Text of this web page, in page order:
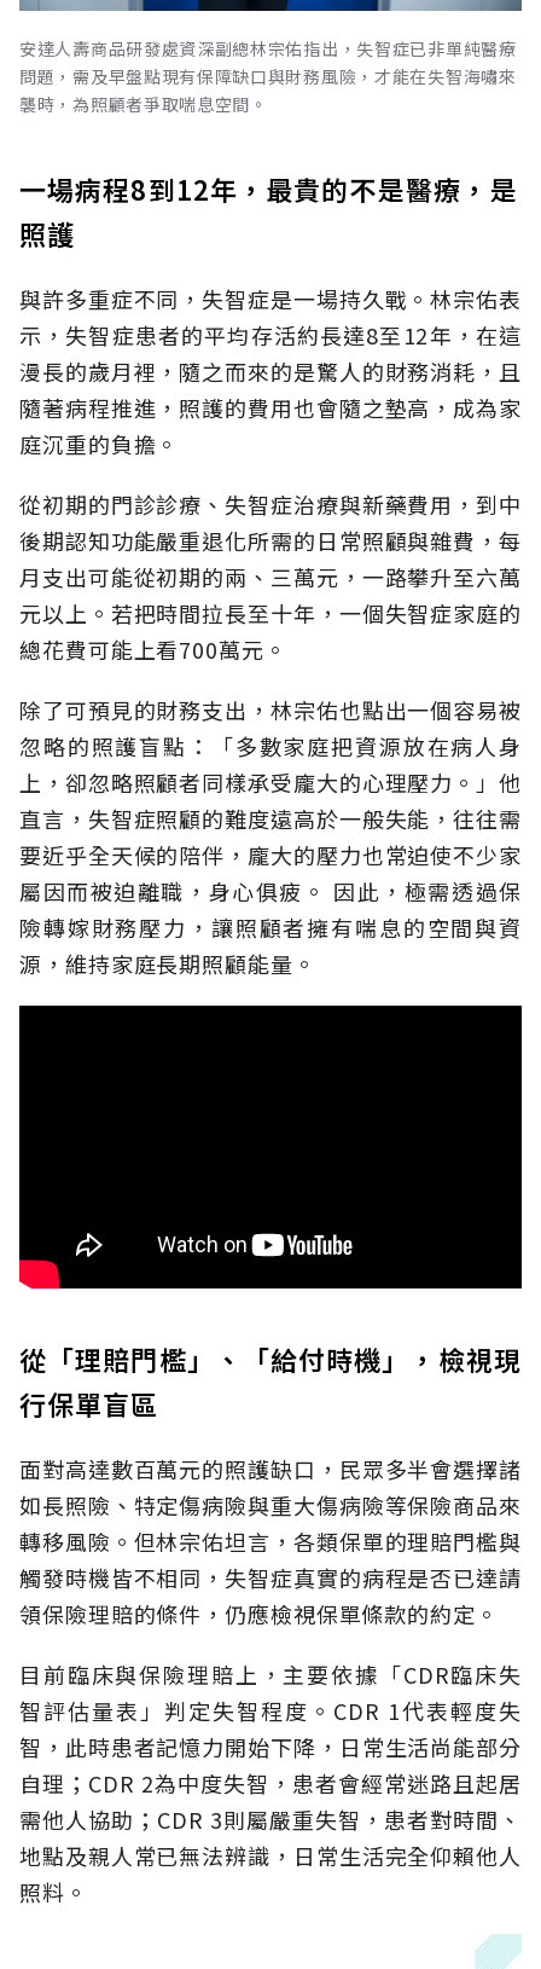
安達人壽商品研發處資深副總林宗佑指出，失智症已非單純醫療
問題，需及早盤點現有保障缺口與財務風險，才能在失智海嘯來
襲時，為照顧者爭取喘息空間。
一場病程8到12年，最貴的不是醫療，是
照護
與許多重症不同，失智症是一場持久戰。林宗佑表
示，失智症患者的平均存活約長達8至12年，在這
漫長的歲月裡，隨之而來的是驚人的財務消耗，且
隨著病程推進，照護的費用也會隨之墊高，成為家
庭沉重的負擔。
從初期的門診診療、失智症治療與新藥費用，到中
後期認知功能嚴重退化所需的日常照顧與雜費，每
月支出可能從初期的兩、三萬元，一路攀升至六萬
元以上。若把時間拉長至十年，一個失智症家庭的
總花費可能上看700萬元。
除了可預見的財務支出，林宗佑也點出一個容易被
忽略的照護盲點：「多數家庭把資源放在病人身
上，卻忽略照顧者同樣承受龐大的心理壓力。」他
直言，失智症照顧的難度遠高於一般失能，往往需
要近乎全天候的陪伴，龐大的壓力也常迫使不少家
屬因而被迫離職，身心俱疲。 因此，極需透過保
險轉嫁財務壓力，讓照顧者擁有喘息的空間與資
源，維持家庭長期照顧能量。
從「理賠門檻」、「給付時機」，檢視現
行保單盲區
面對高達數百萬元的照護缺口，民眾多半會選擇諸
如長照險、特定傷病險與重大傷病險等保險商品來
轉移風險。但林宗佑坦言，各類保單的理賠門檻與
觸發時機皆不相同，失智症真實的病程是否已達請
領保險理賠的條件，仍應檢視保單條款的約定。
目前臨床與保險理賠上，主要依據「CDR臨床失
智評估量表」判定失智程度。CDR 1代表輕度失
智，此時患者記憶力開始下降，日常生活尚能部分
自理；CDR 2為中度失智，患者會經常迷路且起居
需他人協助；CDR 3則屬嚴重失智，患者對時間、
地點及親人常已無法辨識，日常生活完全仰賴他人
照料。